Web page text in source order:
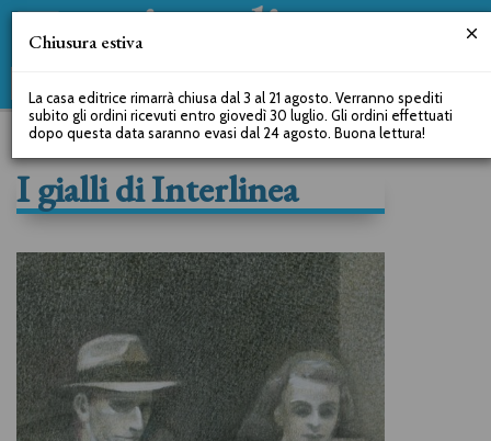
I gialli di Interlinea
Chiusura estiva
La casa editrice rimarrà chiusa dal 3 al 21 agosto. Verranno spediti
subito gli ordini ricevuti entro giovedì 30 luglio. Gli ordini effettuati
dopo questa data saranno evasi dal 24 agosto. Buona lettura!